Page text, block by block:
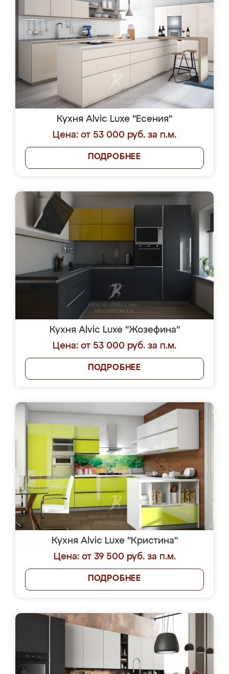
Кухня Alvic Luxe "Есения"
Цена: от 53 000 руб. за п.м.
ПОДРОБНЕЕ
Кухня Alvic Luxe "Жозефина"
Цена: от 53 000 руб. за п.м.
ПОДРОБНЕЕ
Кухня Alvic Luxe "Кристина"
Цена: от 39 500 руб. за п.м.
ПОДРОБНЕЕ